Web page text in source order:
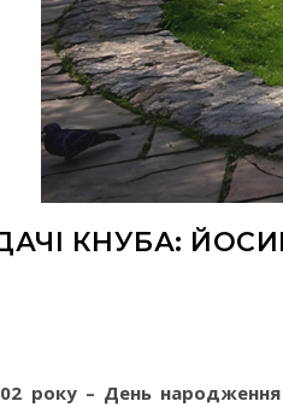
КНУБА:
року – День народження